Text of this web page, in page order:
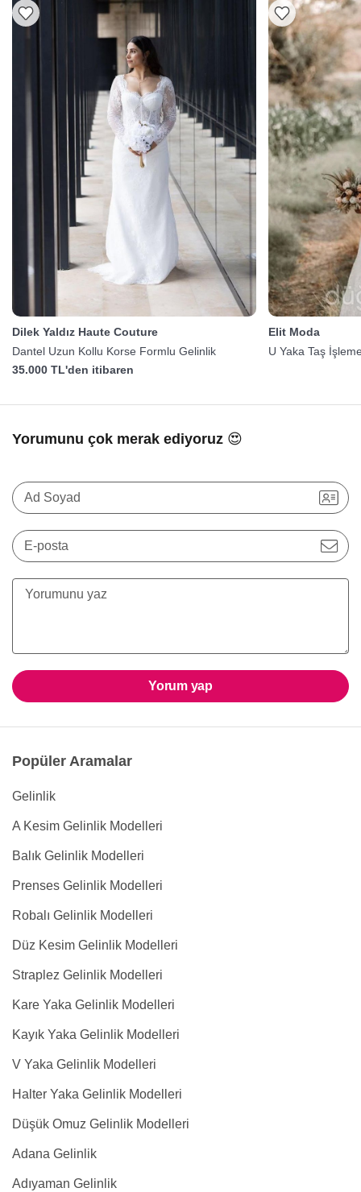
Dilek Yaldız Haute Couture
Dantel Uzun Kollu Korse Formlu Gelinlik
35.000 TL'den itibaren
Elit Moda
U Yaka Taş
Yorumunu çok merak ediyoruz 😍
Ad Soyad
E-posta
Yorum yap
Popüler Aramalar
Gelinlik
A Kesim Gelinlik Modelleri
Balık Gelinlik Modelleri
Prenses Gelinlik Modelleri
Robalı Gelinlik Modelleri
Düz Kesim Gelinlik Modelleri
Straplez Gelinlik Modelleri
Kare Yaka Gelinlik Modelleri
Kayık Yaka Gelinlik Modelleri
V Yaka Gelinlik Modelleri
Halter Yaka Gelinlik Modelleri
Düşük Omuz Gelinlik Modelleri
Adana Gelinlik
Adıyaman Gelinlik